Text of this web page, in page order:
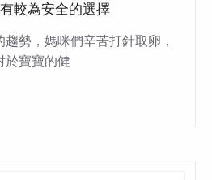
較為安全的選擇
勢，媽咪們辛苦打針取卵，
於寶寶的健